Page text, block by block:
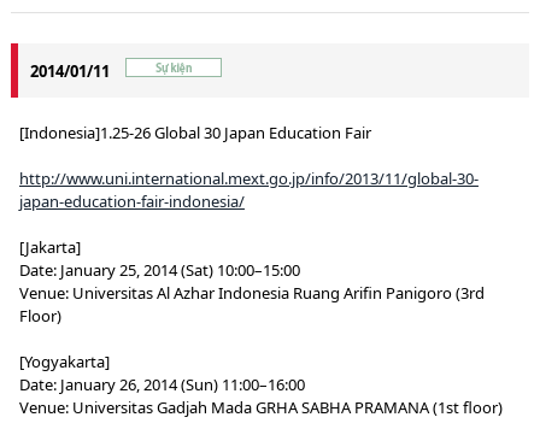
2014/01/11
[Indonesia]1.25-26 Global 30 Japan Education Fair
http://www.uni.international.mext.go.jp/info/2013/11/global-30-
japan-education-fair-indonesia/
[Jakarta]
Date: January 25, 2014 (Sat) 10:00–15:00
Venue: Universitas Al Azhar Indonesia Ruang Arifin Panigoro (3rd
Floor)
[Yogyakarta]
Date: January 26, 2014 (Sun) 11:00–16:00
Venue: Universitas Gadjah Mada GRHA SABHA PRAMANA (1st floor)